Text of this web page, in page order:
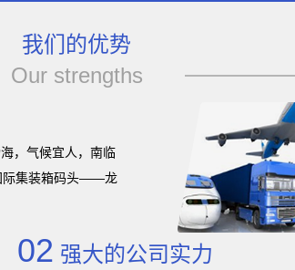
我们的优势
Our strengths
，气候宜人，南临
际集装箱码头——龙
02 强大的公司实力